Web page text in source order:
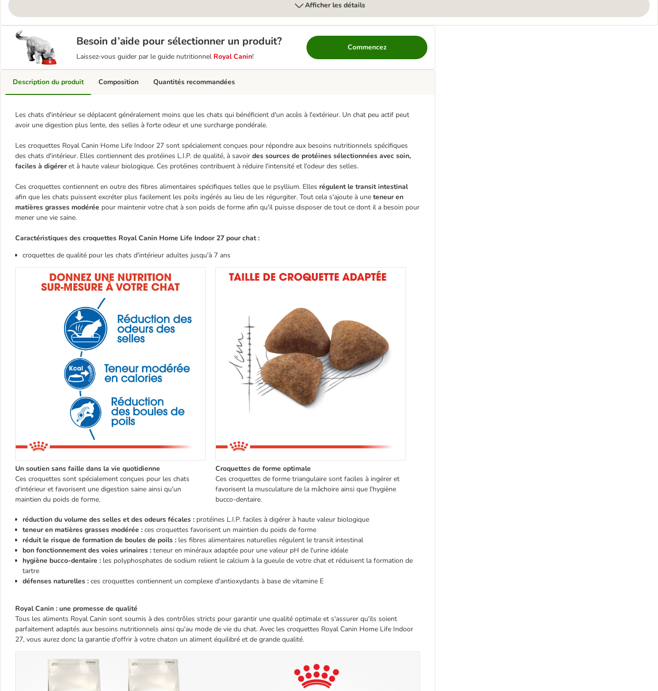
Afficher les détails
Besoin d’aide pour sélectionner un produit?
Laissez-vous guider par le guide nutritionnel Royal Canin!
Commencez
Description du produit
Les chats d'intérieur se déplacent généralement moins que les chats qui bénéficient d'un accès à l'extérieur. Un chat peu actif peut
avoir une digestion plus lente, des selles à forte odeur et une surcharge pondérale.
Les croquettes Royal Canin Home Life Indoor 27 sont spécialement conçues pour répondre aux besoins nutritionnels spécifiques
des chats d'intérieur. Elles contiennent des protéines L.I.P. de qualité, à savoir des sources de protéines sélectionnées avec soin,
faciles à digéreret à haute valeur biologique. Ces protéines contribuent à réduire l'intensité et l'odeur des selles.
Ces croquettes contiennent en outre des fibres alimentaires spécifiques telles que le psyllium. Elles régulent le transit intestinal
afin que les chats puissent excréter plus facilement les poils ingérés au lieu de les régurgiter. Tout cela s'ajoute à une teneur en
matières grasses modérée pour maintenir votre chat à son poids de forme afin qu'il puisse disposer de tout ce dont il a besoin pour
mener une vie saine.
Caractéristiques des croquettes Royal Canin Home Life Indoor 27 pour chat :
croquettes de qualité pour les chats d'intérieur adultes jusqu'à 7 ans
Un soutien sans faille dans la vie quotidienne
Ces croquettes sont spécialement conçues pour les chats
d'intérieur et favorisent une digestion saine ainsi qu'un
maintien du poids de forme.
Croquettes de forme optimale
Ces croquettes de forme triangulaire sont faciles à ingérer et
favorisent la musculature de la mâchoire ainsi que l'hygiène
bucco-dentaire.
réduction du volume des selles et des odeurs fécales : protéines L.I.P. faciles à digérer à haute valeur biologique
teneur en matières grasses modérée : ces croquettes favorisent un maintien du poids de forme
réduit le risque de formation de boules de poils : les fibres alimentaires naturelles régulent le transit intestinal
bon fonctionnement des voies urinaires : teneur en minéraux adaptée pour une valeur pH de l'urine idéale
hygiène bucco-dentaire : les polyphosphates de sodium relient le calcium à la gueule de votre chat et réduisent la formation de
tartre
défenses naturelles : ces croquettes contiennent un complexe d'antioxydants à base de vitamine E
Royal Canin : une promesse de qualité
Tous les aliments Royal Canin sont soumis à des contrôles stricts pour garantir une qualité optimale et s'assurer qu'ils soient
parfaitement adaptés aux besoins nutritionnels ainsi qu'au mode de vie du chat. Avec les croquettes Royal Canin Home Life Indoor
27, vous aurez donc la garantie d'offrir à votre chaton un aliment équilibré et de grande qualité.
Composition Quantités recommandées